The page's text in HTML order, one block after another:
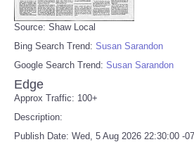
Source: Shaw Local
Bing Search Trend: Susan Sarandon
Google Search Trend: Susan Sarandon
Edge
Approx Traffic: 100+
Description:
Publish Date: Wed, 5 Aug 2026 22:30:00 -